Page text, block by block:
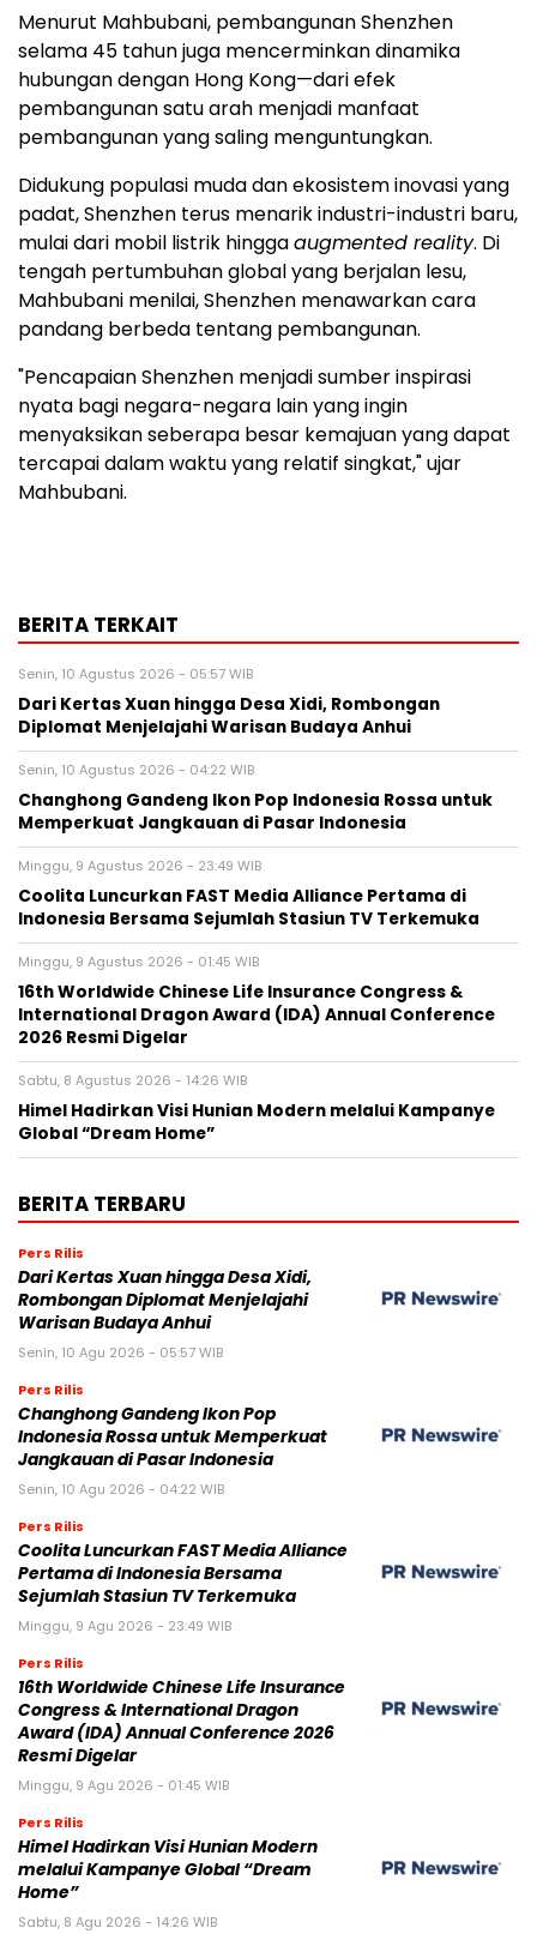
Menurut Mahbubani, pembangunanShenzhen
selama 45 tahun juga mencerminkan dinamika
hubungan dengan Hong Kong—dari efek
pembangunan satu arah menjadi manfaat
pembangunan yang saling menguntungkan.
Didukung populasi muda dan ekosistem inovasi yang
padat,Shenzhen terus menarik industri-industri baru,
mulai dari mobil listrik hinggaaugmented reality. Di
tengah pertumbuhan global yang berjalan lesu,
Mahbubani menilai,Shenzhen menawarkan cara
pandang berbeda tentang pembangunan.
"Pencapaian Shenzhen menjadi sumber inspirasi
nyata bagi negara-negara lain yang ingin
menyaksikan seberapa besar kemajuan yang dapat
tercapai dalam waktu yang relatif singkat," ujar
Mahbubani.
BERITA TERKAIT
Senin, 10 Agustus 2026 - 05:57 WIB
Dari Kertas Xuan hingga Desa Xidi, Rombongan
Diplomat Menjelajahi Warisan Budaya Anhui
Senin, 10 Agustus 2026 - 04:22 WIB
Changhong Gandeng Ikon Pop Indonesia Rossa untuk
Memperkuat Jangkauan di Pasar Indonesia
Minggu, 9 Agustus 2026 - 23:49 WIB
Coolita Luncurkan FAST Media Alliance Pertama di
Indonesia Bersama Sejumlah Stasiun TV Terkemuka
Minggu, 9 Agustus 2026 - 01:45 WIB
16th Worldwide Chinese Life Insurance Congress &
International Dragon Award (IDA) Annual Conference
2026 Resmi Digelar
Sabtu, 8 Agustus 2026 - 14:26 WIB
Himel Hadirkan Visi Hunian Modern melalui Kampanye
Global “Dream Home”
BERITA TERBARU
Pers Rilis
Dari Kertas Xuan hingga Desa Xidi,
Rombongan Diplomat Menjelajahi
Warisan Budaya Anhui
Senin, 10 Agu 2026 - 05:57 WIB
Pers Rilis
Changhong Gandeng Ikon Pop
Indonesia Rossa untuk Memperkuat
Jangkauan di Pasar Indonesia
Senin, 10 Agu 2026 - 04:22 WIB
Pers Rilis
Coolita Luncurkan FAST Media Alliance
Pertama di Indonesia Bersama
Sejumlah Stasiun TV Terkemuka
Minggu, 9 Agu 2026 - 23:49 WIB
Pers Rilis
16th Worldwide Chinese Life Insurance
Congress & International Dragon
Award (IDA) Annual Conference 2026
Resmi Digelar
Minggu, 9 Agu 2026 - 01:45 WIB
Pers Rilis
Himel Hadirkan Visi Hunian Modern
melalui Kampanye Global “Dream
Home”
Sabtu, 8 Agu 2026 - 14:26 WIB